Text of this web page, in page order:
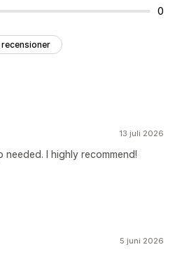
0
recensioner
13 juli 2026
needed. I highly recommend!
5 juni 2026